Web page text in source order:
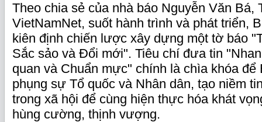
Theo chia sẻ của nhà báo Nguyễn Văn Bá,
VietNamNet, suốt hành trình và phát triển,
kiên định chiến lược xây dựng một tờ báo
Sắc sảo và Đổi mới". Tiêu chí đưa tin
quan và Chuẩn mực" chính là chìa khóa để
phụng sự Tổ quốc và Nhân dân, tạo niềm
trong xã hội để cùng hiện thực hóa khát
hùng cường, thịnh vượng.